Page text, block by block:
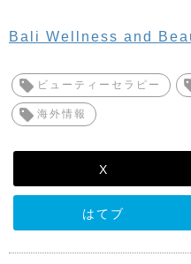
Bali Wellness and
ビューティーセラピー
海外情報
X
はてブ